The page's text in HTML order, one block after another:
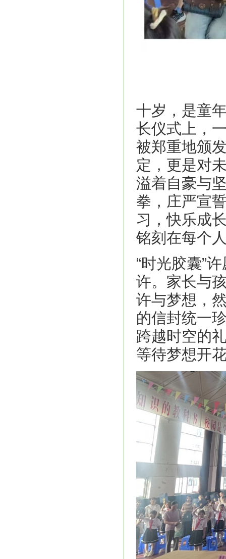
十岁，是童
长仪式上，
被郑重地颁
定，更是对
溢着自豪与
拳，庄严宣
习，快乐成
铭刻在每个
“时光胶囊”
许。家长与
许与梦想，
的信封统一
跨越时空的
等待梦想开